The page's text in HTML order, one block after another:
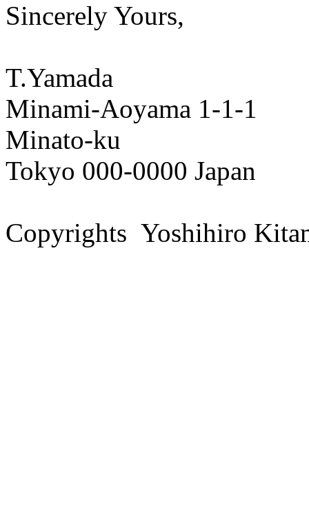
Sincerely Yours,
T.Yamada
Minami-Aoyama 1-1-1
Minato-ku
Tokyo 000-0000 Japan
Copyrights Yoshihiro